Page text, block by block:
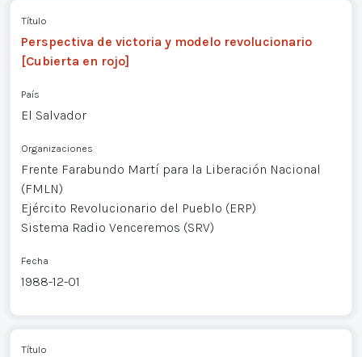
Título
Perspectiva de victoria y modelo revolucionario
[Cubierta en rojo]
País
El Salvador
Organizaciones
Frente Farabundo Martí para la Liberación Nacional
(FMLN)
Ejército Revolucionario del Pueblo (ERP)
Sistema Radio Venceremos (SRV)
Fecha
1988-12-01
Título